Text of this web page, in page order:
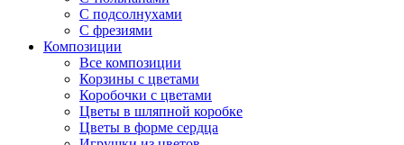
С подсолнухами
С фрезиями
Композиции
Все композиции
Корзины с цветами
Коробочки с цветами
Цветы в шляпной коробке
Цветы в форме сердца